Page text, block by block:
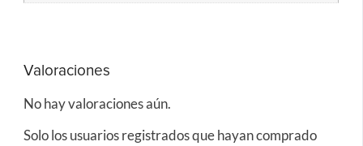
Valoraciones
No hay valoraciones aún.
Solo los usuarios registrados que hayan comprado